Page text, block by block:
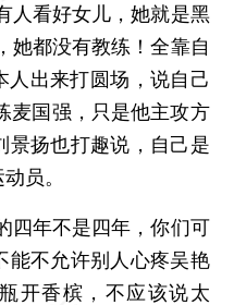
看好女儿，她就是黑
她都没有教练！全靠自
出来打圆场，说自己
麦国强，只是他主攻方
景扬也打趣说，自己是
员。
年不是四年，你们可
能不允许别人心疼吴艳
开香槟，不应该说太